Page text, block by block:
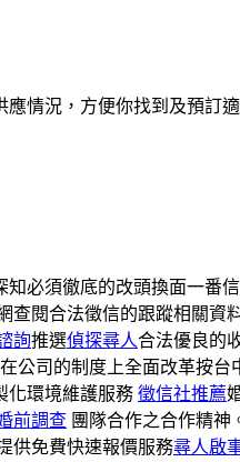
情況，方便你找到及預訂
知必須徹底的改頭換面一番
查閱合法徵信的跟蹤相關資
詢推選偵探尋人合法優良的
公司的制度上全面改革按台
化環境維護服務 徵信社推薦
前調查 團隊合作之合作精神
供免費快速報價服務尋人啟